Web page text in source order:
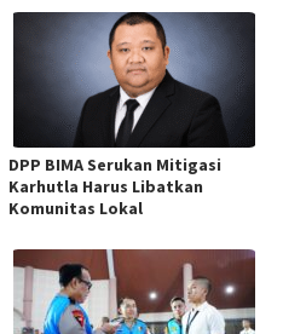
DPP BIMA Serukan Mitigasi
Karhutla Harus Libatkan
Komunitas Lokal